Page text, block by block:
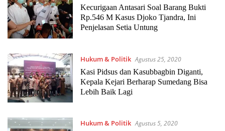
Kecurigaan Antasari Soal Barang Bukti
Rp.546 M Kasus Djoko Tjandra, Ini
Penjelasan Setia Untung
Hukum & Politik Agustus 25, 2020
Kasi Pidsus dan Kasubbagbin Diganti,
Kepala Kejari Berharap Sumedang Bisa
Lebih Baik Lagi
Hukum & Politik Agustus 5, 2020